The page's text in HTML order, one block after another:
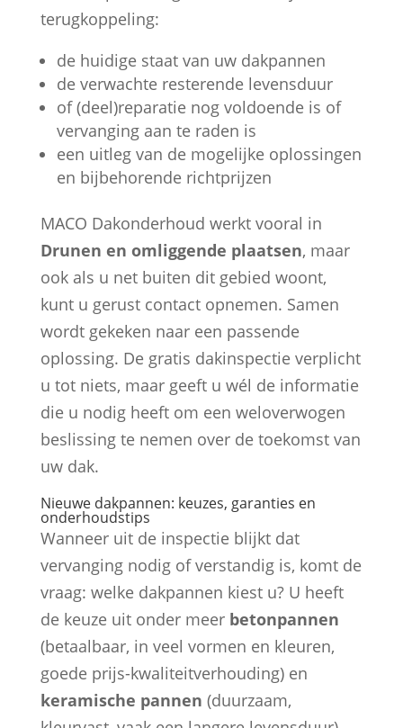
terugkoppeling:
de huidige staat van uw dakpannen
de verwachte resterende levensduur
of (deel)reparatie nog voldoende is of
vervanging aan te raden is
een uitleg van de mogelijke oplossingen
en bijbehorende richtprijzen
MACO Dakonderhoud werkt vooral in
Drunen en omliggende plaatsen, maar
ook als u net buiten dit gebied woont,
kunt u gerust contact opnemen. Samen
wordt gekeken naar een passende
oplossing. De gratis dakinspectie verplicht
u tot niets, maar geeft u wél de informatie
die u nodig heeft om een weloverwogen
beslissing te nemen over de toekomst van
uw dak.
Nieuwe dakpannen: keuzes, garanties en
onderhoudstips
Wanneer uit de inspectie blijkt dat
vervanging nodig of verstandig is, komt de
vraag: welke dakpannen kiest u? U heeft
de keuze uit onder meer betonpannen
(betaalbaar, in veel vormen en kleuren,
goede prijs-kwaliteitverhouding) en
keramische pannen (duurzaam,